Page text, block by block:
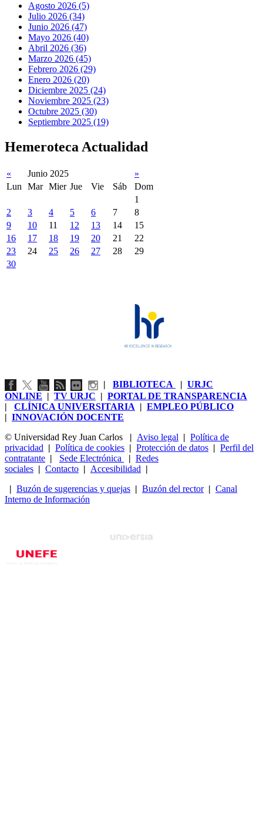
Agosto 2026 (5)
Julio 2026 (34)
Junio 2026 (47)
Mayo 2026 (40)
Abril 2026 (36)
Marzo 2026 (45)
Febrero 2026 (29)
Enero 2026 (20)
Diciembre 2025 (24)
Noviembre 2025 (23)
Octubre 2025 (30)
Septiembre 2025 (19)
Hemeroteca Actualidad
« Junio 2025
»
Lun
Mar Mier Jue Vie Sáb
Dom
1
2
3 4 5 6 7
8
9
10 11 12 13 14
15
16
17 18 19 20 21
22
23
24 25 26 27 28
29
30
| BIBLIOTECA | URJC
ONLINE | TV URJC | PORTAL DE TRANSPARENCIA
| CLÍNICA UNIVERSITARIA | EMPLEO PÚBLICO
| INNOVACIÓN DOCENTE
© Universidad Rey Juan Carlos
| Aviso legal | Política de
privacidad | Política de cookies | Protección de datos | Perfil del
contratante | Sede Electrónica | Redes
sociales | Contacto | Accesibilidad |
| Buzón de sugerencias y quejas | Buzón del rector| Canal
Interno de Información